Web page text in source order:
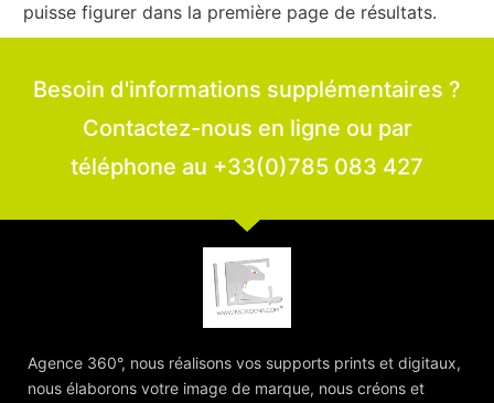
puisse figurer dans la première page de résultats.
Besoin d'informations supplémentaires ?
Contactez-nous en ligne ou par
téléphone au +33(0)785 083 427
Agence 360°, nous réalisons vos supports prints et digitaux,
nous élaborons votre image de marque, nous créons et